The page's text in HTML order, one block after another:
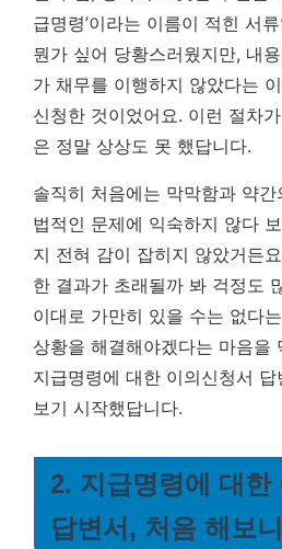
급명령’이라는 이름이 적힌 서
뭔가 싶어 당황스러웠지만, 내
가 채무를 이행하지 않았다는
신청한 것이었어요. 이런 절차
은 정말 상상도 못 했답니다.
솔직히 처음에는 막막함과 약
법적인 문제에 익숙하지 않다
지 전혀 감이 잡히지 않았거든
한 결과가 초래될까 봐 걱정도
이대로 가만히 있을 수는 없다
상황을 해결해야겠다는 마음을
지급명령에 대한 이의신청서
보기 시작했답니다.
2. 지급명령에 대한
답변서, 처음 해보